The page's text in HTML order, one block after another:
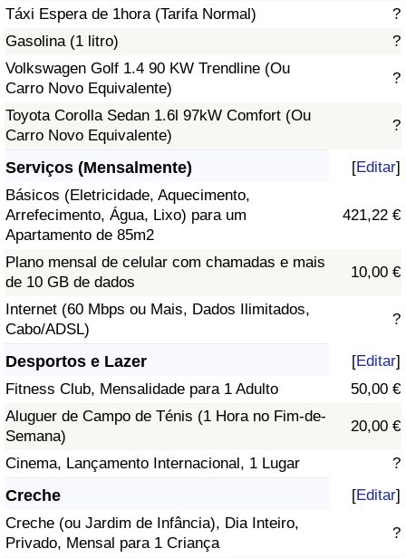
Táxi Espera de 1hora (Tarifa Normal)
?
Gasolina (1 litro)
?
Volkswagen Golf 1.4 90 KW Trendline (Ou
Carro Novo Equivalente)
?
Toyota Corolla Sedan 1.6l 97kW Comfort (Ou
Carro Novo Equivalente)
?
Serviços (Mensalmente) [Editar]
Básicos (Eletricidade, Aquecimento,
Arrefecimento, Água, Lixo) para um
Apartamento de 85m2
421,22 €
Plano mensal de celular com chamadas e mais
de 10 GB de dados
10,00 €
Internet (60 Mbps ou Mais, Dados Ilimitados,
Cabo/ADSL)
?
Desportos e Lazer [Editar]
Fitness Club, Mensalidade para 1 Adulto
50,00 €
Aluguer de Campo de Ténis (1 Hora no Fim-de-
Semana)
20,00 €
Cinema, Lançamento Internacional, 1 Lugar ?
Creche [Editar]
Creche (ou Jardim de Infância), Dia Inteiro,
Privado, Mensal para 1 Criança
?